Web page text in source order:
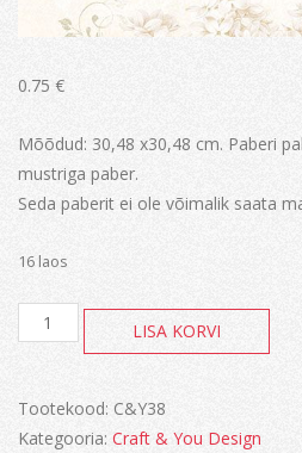
0.75 €
Mõõdud: 30,48 x30,48 cm. Paberi
mustriga paber.
Seda paberit ei ole võimalik saata
16 laos
White
Day
LISA KORVI
Tootekood: C&Y38
Kategooria: Craft & You Design